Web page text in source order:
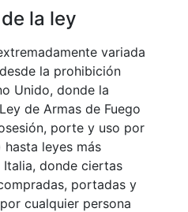
la ley
variada
la prohibición
Unido, donde la
de Armas de Fuego
porte y uso por
leyes más
donde ciertas
portadas y
cualquier persona